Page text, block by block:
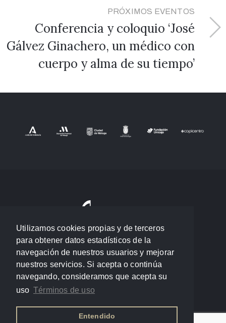
Utilizamos cookies propias y de terceros
para obtener datos estadísticos de la
navegación de nuestros usuarios y mejorar
nuestros servicios. Si acepta o continúa
navegando, consideramos que acepta su
uso Términos de uso
Entendido
PRÓXIMOS EVENTOS
Conferencia y coloquio ‘José
Gálvez Ginachero, un médico con
cuerpo y alma de su tiempo’
Política de privacidad